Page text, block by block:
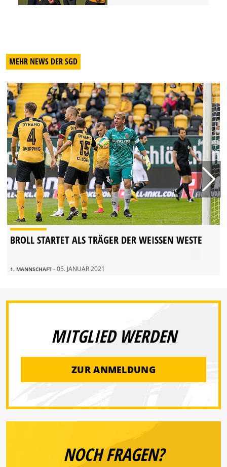
MEHR NEWS DER SGD
BROLL STARTET ALS TRÄGER DER WEISSEN WESTE
1. MANNSCHAFT - 05. JANUAR 2021
MITGLIED WERDEN
ZUR ANMELDUNG
NOCH FRAGEN?